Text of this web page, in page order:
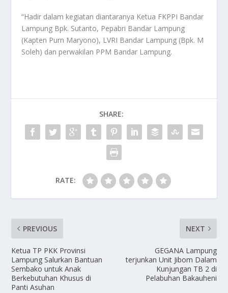
“Hadir dalam kegiatan diantaranya Ketua FKPPI Bandar
Lampung Bpk. Sutanto, Pepabri Bandar Lampung
(Kapten Purn Maryono), LVRI Bandar Lampung (Bpk. M
Soleh) dan perwakilan PPM Bandar Lampung.
SHARE:
RATE:
PREVIOUS
Ketua TP PKK Provinsi
Lampung Salurkan Bantuan
Sembako untuk Anak
Berkebutuhan Khusus di
Panti Asuhan
NEXT
GEGANA Lampung
terjunkan Unit Jibom Dalam
Kunjungan TB 2 di
Pelabuhan Bakauheni